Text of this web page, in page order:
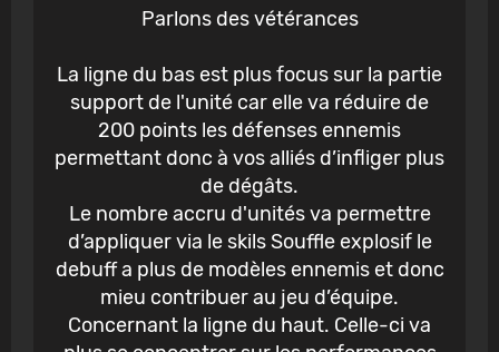
Parlons des vétérances
La ligne du bas est plus focus sur la partie
support de l'unité car elle va réduire de
200 points les défenses ennemis
permettant donc à vos alliés d’infliger plus
de dégâts.
Le nombre accru d'unités va permettre
d’appliquer via le skils Souffle explosif le
debuff a plus de modèles ennemis et donc
mieu contribuer au jeu d’équipe.
Concernant la ligne du haut. Celle-ci va